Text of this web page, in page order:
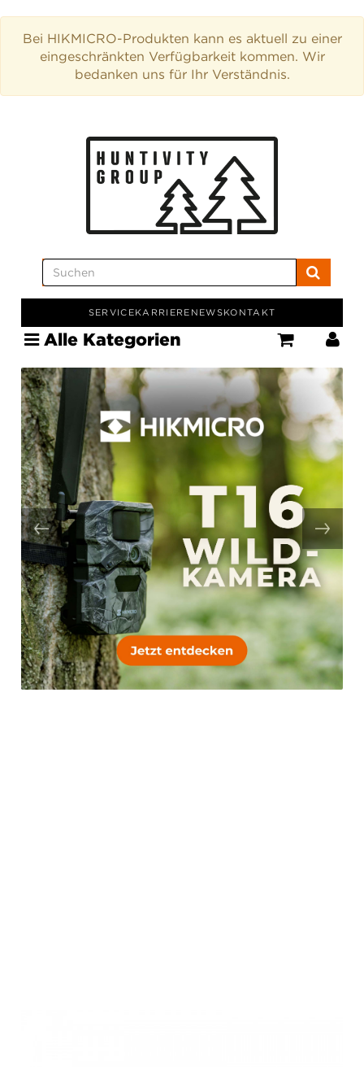
Bei HIKMICRO-Produkten kann es aktuell zu einer
eingeschränkten Verfügbarkeit kommen. Wir
bedanken uns für Ihr Verständnis.
SERVICEKARRIERE NEWSKONTAKT
Alle Kategorien